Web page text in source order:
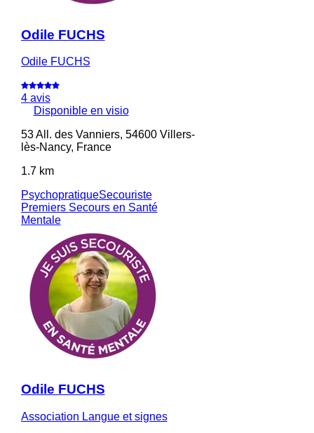
Odile FUCHS
Odile FUCHS
4 avis
Disponible en visio
53 All. des Vanniers, 54600 Villers-
lès-Nancy, France
1.7 km
PsychopratiqueSecouriste
Premiers Secours en Santé
Mentale
Odile FUCHS
Association Langue et signes